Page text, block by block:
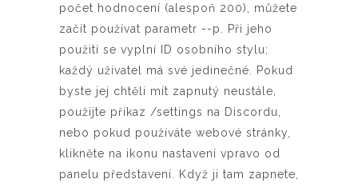
počet hodnocení (alespoň 200), můžete
začít používat parametr --p. Při jeho
použití se vyplní ID osobního stylu;
každý uživatel má své jedinečné. Pokud
byste jej chtěli mít zapnutý neustále,
použijte příkaz /settings na Discordu,
nebo pokud používáte webové stránky,
klikněte na ikonu nastavení vpravo od
panelu představení. Když ji tam zapnete,